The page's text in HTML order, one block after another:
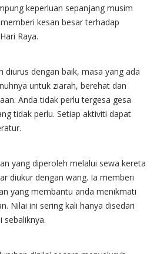
keperluan sepanjang musim
kesan besar terhadap
Raya.
diurus dengan baik, masa yang ada
untuk ziarah, berehat dan
Anda tidak perlu tergesa gesa
tidak perlu. Setiap aktiviti dapat
yang diperoleh melalui sewa kereta
diukur dengan wang. Ia memberi
yang membantu anda menikmati
Nilai ini sering kali hanya disedari
sebaliknya.